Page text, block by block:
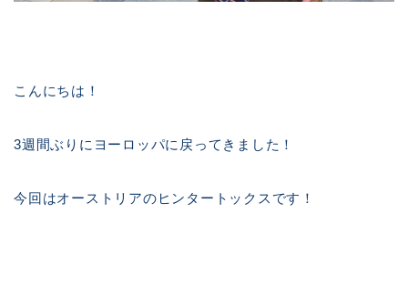
こんにちは！
3週間ぶりにヨーロッパに戻ってきました！
今回はオーストリアのヒンタートックスです！